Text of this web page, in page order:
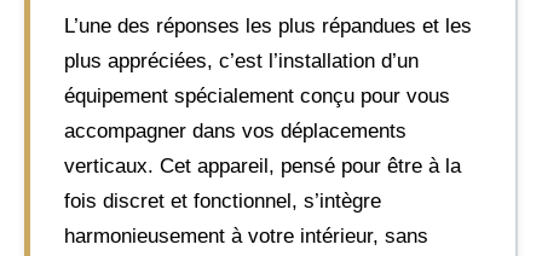
L’une des réponses les plus répandues et les
plus appréciées, c’est l’installation d’un
équipement spécialement conçu pour vous
accompagner dans vos déplacements
verticaux. Cet appareil, pensé pour être à la
fois discret et fonctionnel, s’intègre
harmonieusement à votre intérieur, sans